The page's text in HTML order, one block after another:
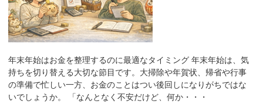
年末年始はお金を整理するのに最適なタイミング 年末年始は、気
持ちを切り替える大切な節目です。大掃除や年賀状、帰省や行事
の準備で忙しい一方、お金のことはつい後回しになりがちではな
いでしょうか。 「なんとなく不安だけど、何か・・・